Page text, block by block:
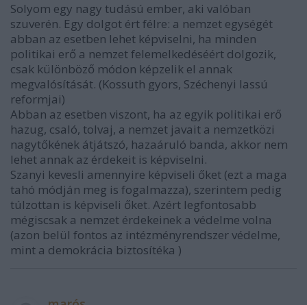
Solyom egy nagy tudású ember, aki valóban
szuverén. Egy dolgot ért félre: a nemzet egységét
abban az esetben lehet képviselni, ha minden
politikai erő a nemzet felemelkedéséért dolgozik,
csak különböző módon képzelik el annak
megvalósítását. (Kossuth gyors, Széchenyi lassú
reformjai)
Abban az esetben viszont, ha az egyik politikai erő
hazug, csaló, tolvaj, a nemzet javait a nemzetközi
nagytőkének átjátszó, hazaáruló banda, akkor nem
lehet annak az érdekeit is képviselni.
Szanyi kevesli amennyire képviseli őket (ezt a maga
tahó módján meg is fogalmazza), szerintem pedig
túlzottan is képviseli őket. Azért legfontosabb
mégiscsak a nemzet érdekeinek a védelme volna
(azon belül fontos az intézményrendszer védelme,
mint a demokrácia biztosítéka )